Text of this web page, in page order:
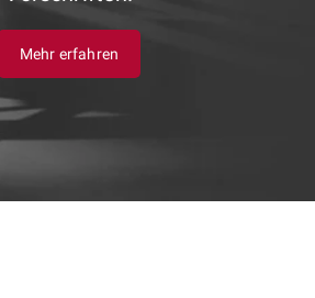
Mehr erfahren